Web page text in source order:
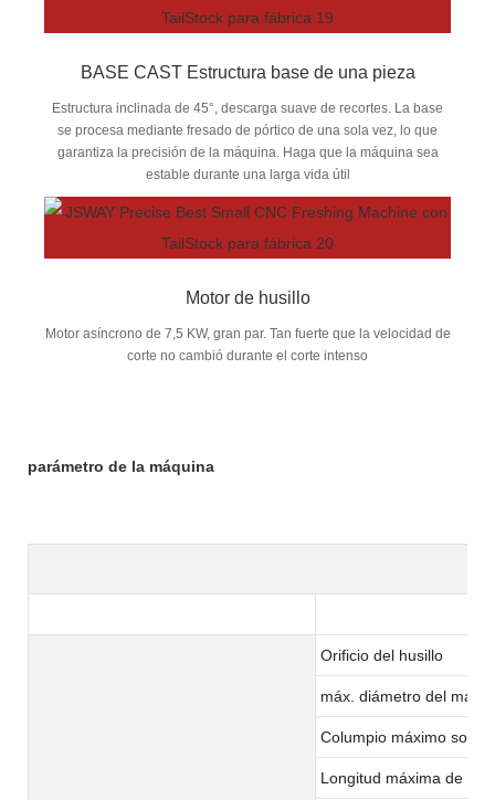
BASE CAST Estructura base de una pieza
Estructura inclinada de 45°, descarga suave de recortes. La base
se procesa mediante fresado de pórtico de una sola vez, lo que
garantiza la precisión de la máquina. Haga que la máquina sea
estable durante una larga vida útil
Motor de husillo
Motor asíncrono de 7,5 KW, gran par. Tan fuerte que la velocidad de
corte no cambió durante el corte intenso
parámetro de la máquina
Orificio del husillo
máx. diámetro del
Columpio máximo sobre
Longitud máxima de